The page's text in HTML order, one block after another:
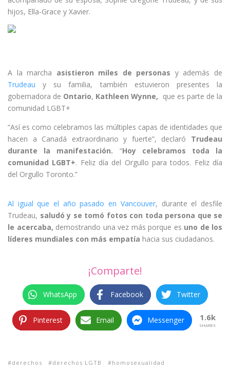
hijos, Ella-Grace y Xavier.
A la marcha asistieron miles de personas y además de
Trudeau y su familia, también estuvieron presentes la
gobernadora de Ontario, KathleenWynne, que es parte de la
comunidad LGBT+
“Así es como celebramos las múltiples capas de identidades que
hacen a Canadá extraordinario y fuerte”, declaró Trudeau
durante la manifestación. “Hoy celebramos toda la
comunidad LGBT+. Feliz día del Orgullo para todos. Feliz día
del Orgullo Toronto.”
Al igual que el año pasado en Vancouver, durante el desfile
Trudeau, saludó y se tomó fotos con toda persona que se
le acercaba, demostrando una vez más porque es uno de los
líderes mundiales con más empatía hacia sus ciudadanos.
¡Comparte!
WhatsApp Facebook Twitter
Pinterest Email Messenger 1.6k
SHARES
derechos derechos LGTB
homosexualidad